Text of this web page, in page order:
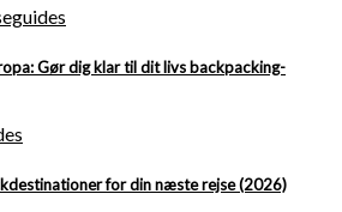
Gør dig klar til dit livs backpacking-
for din næste rejse (2026)